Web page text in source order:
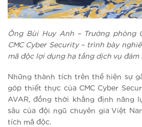
Ông Bùi Huy Anh – Trưởng phòng
CMC Cyber Security – trình bày
mã độc lợi dụng hạ tầng dịch vụ đám
Những thành tích trên thể hiện sự
góp thiết thực của CMC Cyber
AVAR, đồng thời khẳng định năng
sâu của đội ngũ chuyên gia Việt
tích mã độc.